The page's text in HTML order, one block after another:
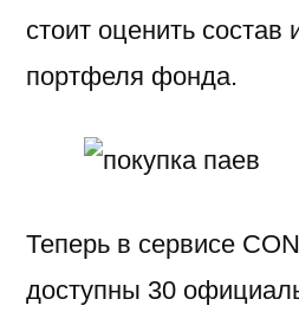
стоит оценить состав
портфеля фонда.
Теперь в сервисе
доступны 30